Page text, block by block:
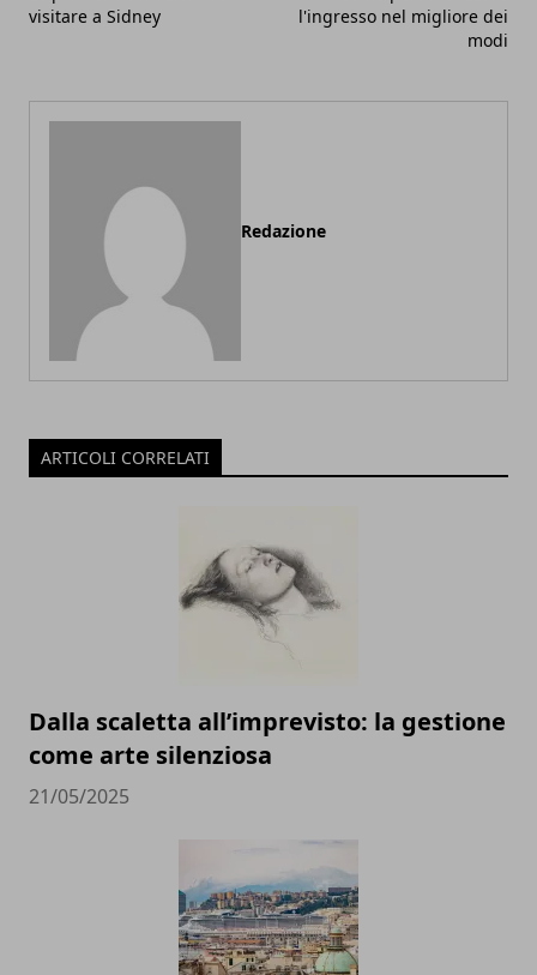
visitare a Sidney
l'ingresso nel migliore dei
modi
Redazione
ARTICOLI CORRELATI
Dalla scaletta all’imprevisto: la gestione
come arte silenziosa
21/05/2025